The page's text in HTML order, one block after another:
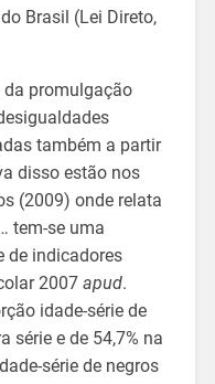
Brasil (Lei Direto,
promulgação
também a partir
disso estão nos
(2009) onde relata
tem-se uma
de indicadores
2007 apud.
idade-série de
série e de 54,7% na
série de negros